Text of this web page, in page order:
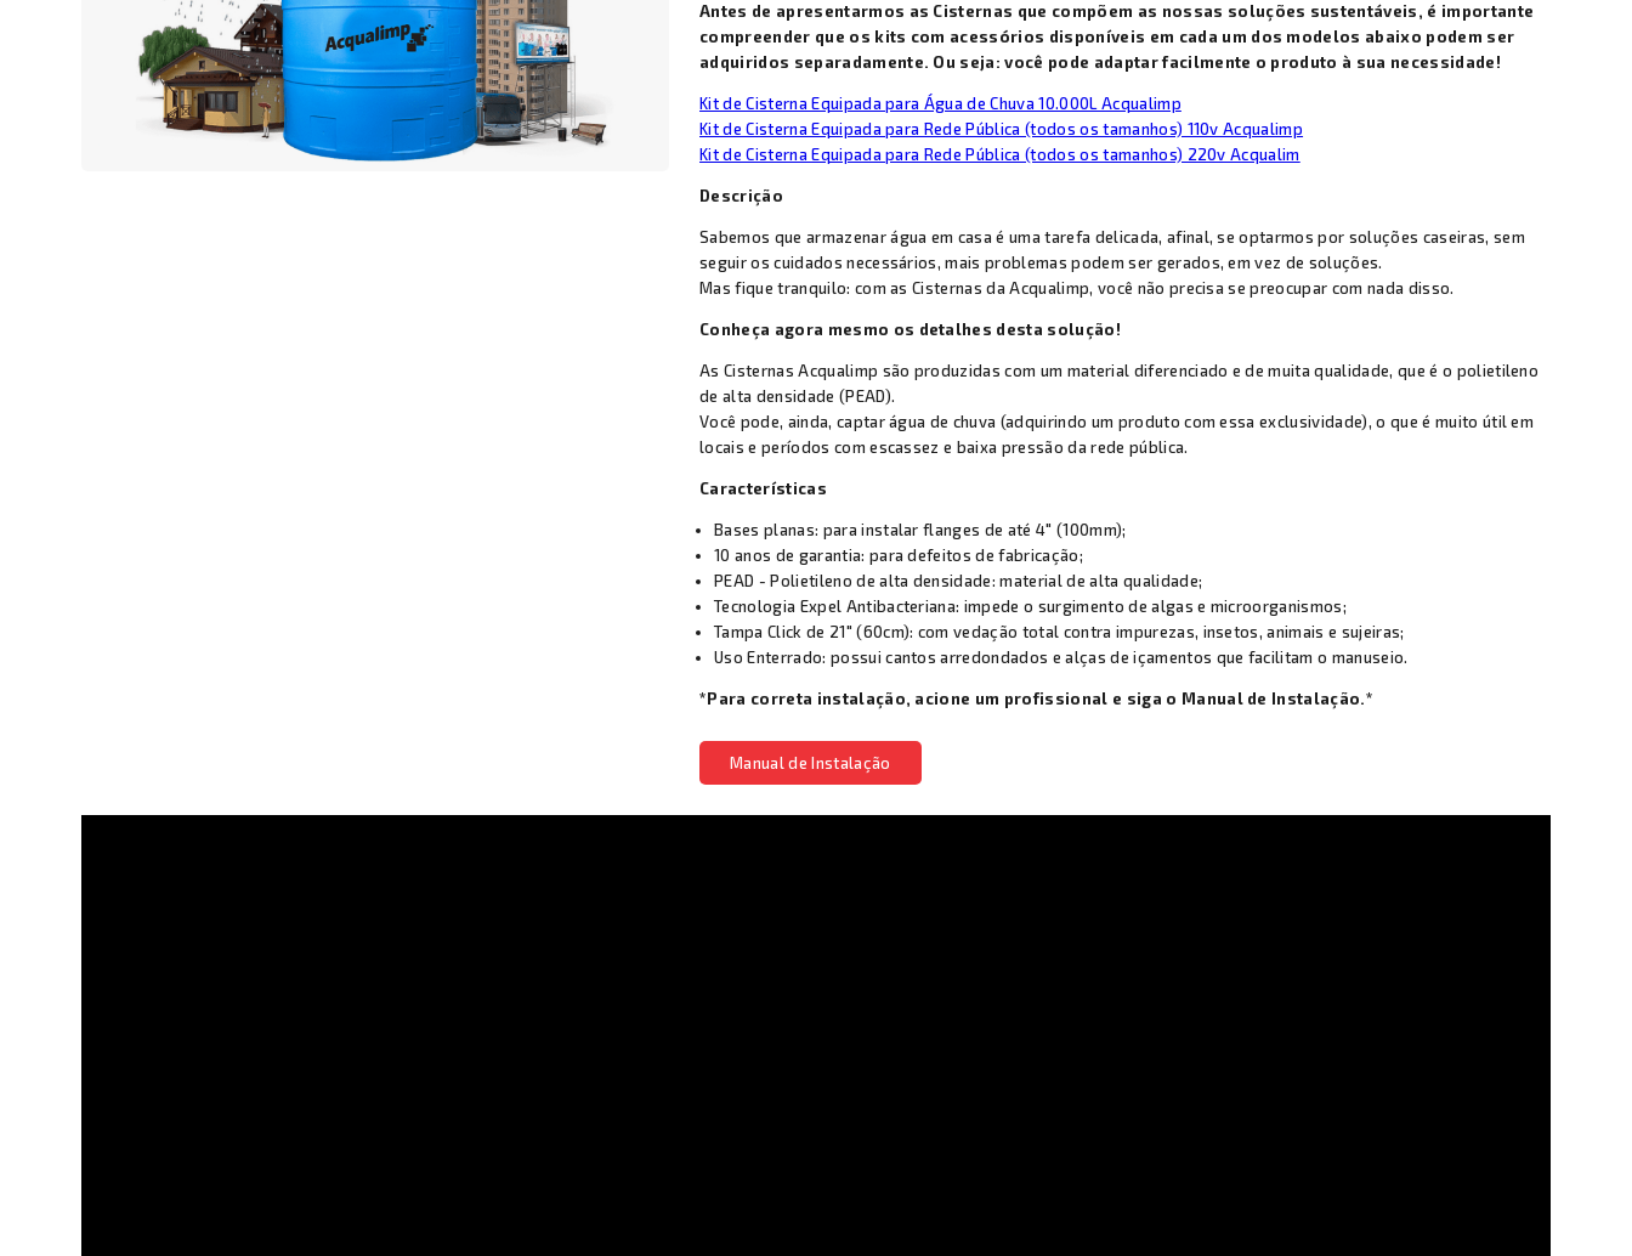
Antes de apresentarmos as Cisternas que compõem as nossas soluções sustentáveis, é importante
compreender que os kits com acessórios disponíveis em cada um dos modelos abaixo podem ser
adquiridos separadamente. Ou seja: você pode adaptar facilmente o produto à sua necessidade!
Kit de Cisterna Equipada para Água de Chuva 10.000L Acqualimp
Kit de Cisterna Equipada para Rede Pública (todos os tamanhos) 110v Acqualimp
Kit de Cisterna Equipada para Rede Pública (todos os tamanhos) 220v Acqualim
Descrição
Sabemos que armazenar água em casa é uma tarefa delicada, afinal, se optarmos por soluções caseiras, sem
seguir os cuidados necessários, mais problemas podem ser gerados, em vez de soluções.
Mas fique tranquilo: com as Cisternas da Acqualimp, você não precisa se preocupar com nada disso.
Conheça agora mesmo os detalhes desta solução!
As Cisternas Acqualimp são produzidas com um material diferenciado e de muita qualidade, que é o polietileno
de alta densidade (PEAD).
Você pode, ainda, captar água de chuva (adquirindo um produto com essa exclusividade), o que é muito útil em
locais e períodos com escassez e baixa pressão da rede pública.
Características
Bases planas: para instalar flanges de até 4" (100mm);
10 anos de garantia: para defeitos de fabricação;
PEAD - Polietileno de alta densidade: material de alta qualidade;
Tecnologia Expel Antibacteriana: impede o surgimento de algas e microorganismos;
Tampa Click de 21" (60cm): com vedação total contra impurezas, insetos, animais e sujeiras;
Uso Enterrado: possui cantos arredondados e alças de içamentos que facilitam o manuseio.
*Para correta instalação, acione um profissional e siga o Manual de Instalação.*
Manual de Instalação